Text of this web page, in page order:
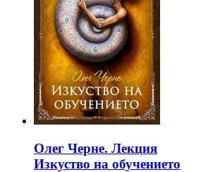
Олег Черне. Лекция
Изкуство на обучението